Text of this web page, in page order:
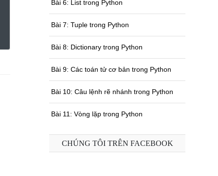
Bài 6: List trong Python
Bài 7: Tuple trong Python
Bài 8: Dictionary trong Python
Bài 9: Các toán tử cơ bản trong Python
Bài 10: Câu lệnh rẽ nhánh trong Python
Bài 11: Vòng lặp trong Python
Bài 12: Hàm trong Python
CHÚNG TÔI TRÊN FACEBOOK